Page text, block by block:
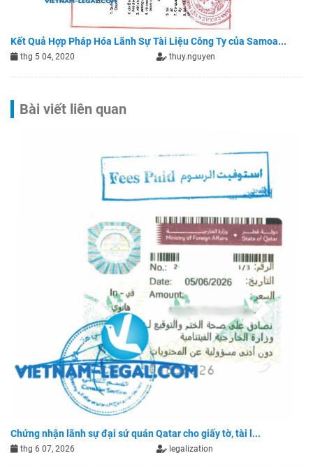
Kết Quả Hợp Pháp Hóa Lãnh Sự Tài Liệu Công Ty của Samoa...
thg 5 04, 2020 thuy.nguyen
Bài viết liên quan
Chứng nhận lãnh sự đại sứ quán Qatar cho giấy tờ, tài l...
thg 6 07, 2026 legalization